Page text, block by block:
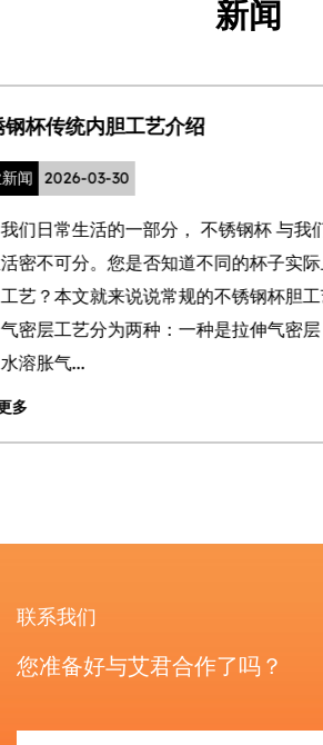
新闻
保温杯UV logo的优缺点和
公司新闻
彩印logo在我们如今保温杯
印工艺有如下，UV logo，
气染印logo。本文着重讨论
的工艺 UV logo。 UV logo
联系我们
您准备好与艾君合作了吗？